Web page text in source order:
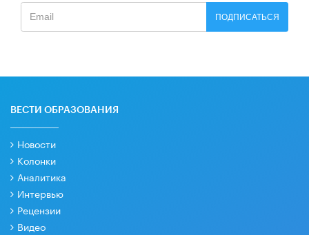
ПОДПИСАТЬСЯ
ВЕСТИ ОБРАЗОВАНИЯ
Новости
Колонки
Аналитика
Интервью
Рецензии
Видео